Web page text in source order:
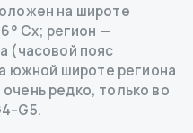
на широте
Сх; регион —
(часовой пояс
южной широте региона
редко, только во